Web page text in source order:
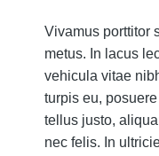
Vivamus porttitor
metus. In lacus
vehicula vitae
turpis eu,
tellus justo,
nec felis. In